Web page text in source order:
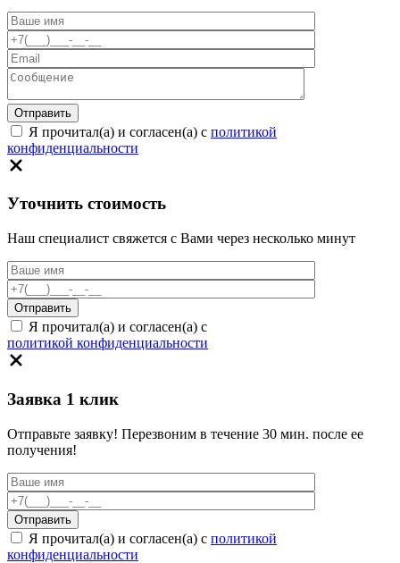
Я прочитал(а) и согласен(а) с политикой
конфиденциальности
Уточнить стоимость
Наш специалист свяжется с Вами через несколько минут
Я прочитал(а) и согласен(а) с
политикой конфиденциальности
Заявка 1 клик
Отправьте заявку! Перезвоним в течение 30 мин. после ее
получения!
Я прочитал(а) и согласен(а) с политикой
конфиденциальности